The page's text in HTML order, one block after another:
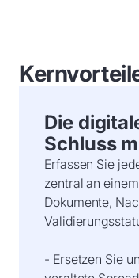
Die
Schluss
Erfassen Sie
zentral an
Dokumente,
- Ersetzen Sie